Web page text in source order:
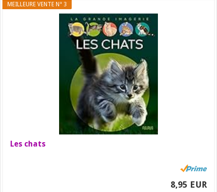
MEILLEURE VENTE N° 3
Les chats
8,95 EUR